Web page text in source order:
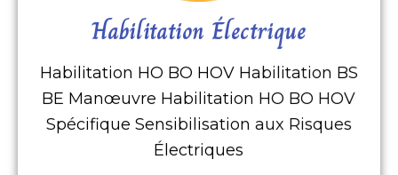
Habilitation Électrique
Habilitation HO BO HOV Habilitation BS
BE Manœuvre Habilitation HO BO HOV
Spécifique Sensibilisation aux Risques
Électriques
Habilitation
Électrique